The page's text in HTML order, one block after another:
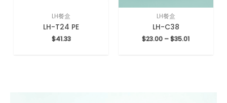
LH餐盒
LH-T24 PE
$41.33
LH餐盒
LH-C38
$23.00 –$35.01